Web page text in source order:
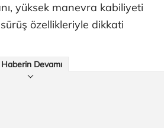
yüksek manevra kabiliyeti
özellikleriyle dikkati
Haberin Devamı